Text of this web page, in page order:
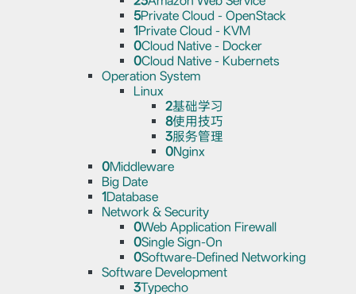
5Private Cloud - OpenStack
1Private Cloud - KVM
0Cloud Native - Docker
0Cloud Native - Kubernets
Operation System
Linux
2基础学习
8使用技巧
3服务管理
0Nginx
0Middleware
Big Date
1Database
Network & Security
0Web Application Firewall
0Single Sign-On
0Software-Defined Networking
Software Development
3Typecho